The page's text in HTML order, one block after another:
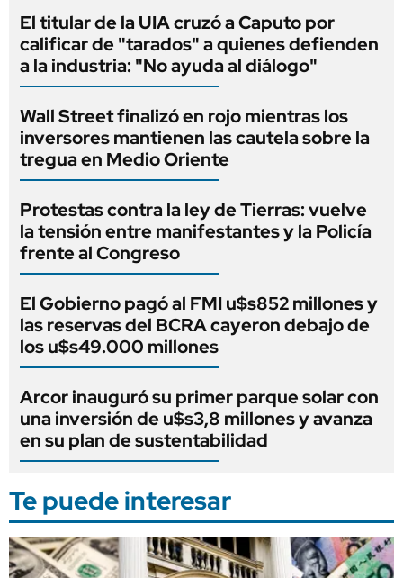
El titular de la UIA cruzó a Caputo por
calificar de "tarados" a quienes defienden
a la industria: "No ayuda al diálogo"
Wall Street finalizó en rojo mientras los
inversores mantienen las cautela sobre la
tregua en Medio Oriente
Protestas contra la ley de Tierras: vuelve
la tensión entre manifestantes y la Policía
frente al Congreso
El Gobierno pagó al FMI u$s852 millones y
las reservas del BCRA cayeron debajo de
los u$s49.000 millones
Arcor inauguró su primer parque solar con
una inversión de u$s3,8 millones y avanza
en su plan de sustentabilidad
Te puede interesar